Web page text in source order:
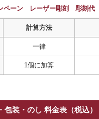
ペーン レーザー彫刻 彫刻代
計算方法
一律
1個に加算
包装・のし 料金表（税込）